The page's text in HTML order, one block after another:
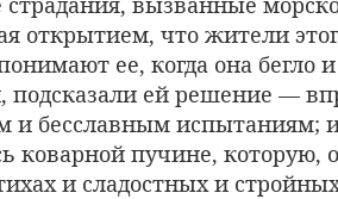
открытием, что жители
ее, когда она бегло
подсказали ей решение —
и бесславным испытаниям;
коварной пучине, которую,
и сладостных и